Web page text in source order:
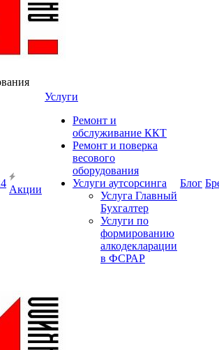
Акции
Услуги
Ремонт и
обслуживание ККТ
Ремонт и поверка
весового
оборудования
Услуги аутсорсинга
Услуга Главный
Бухгалтер
Услуги по
формированию
алкодекларации
в ФСРАР
Блог